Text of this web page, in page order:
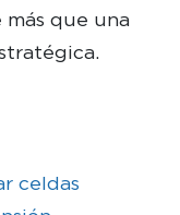
que una
celdas